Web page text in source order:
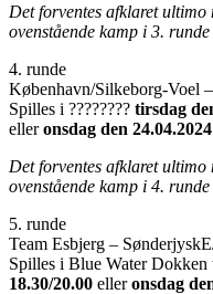
Det forventes afklaret
ovenstående kamp i 3.
4. runde
København/Silkeborg-Voel
Spilles i ???????? tirsdag
elleronsdag den
Det forventes afklaret
ovenstående kamp i 4.
5. runde
Team Esbjerg –
Spilles i Blue Water Dokken
18.30/20.00 elleronsdag